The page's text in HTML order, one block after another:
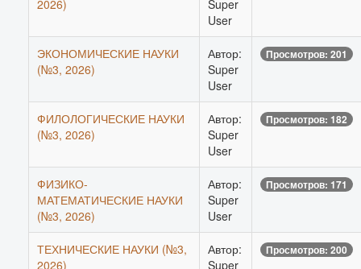
2026)
Super
User
ЭКОНОМИЧЕСКИЕ НАУКИ
(№3, 2026)
Автор:
Super
User
Просмотров: 201
ФИЛОЛОГИЧЕСКИЕ НАУКИ
(№3, 2026)
Автор:
Super
User
Просмотров: 182
ФИЗИКО-
МАТЕМАТИЧЕСКИЕ НАУКИ
(№3, 2026)
Автор:
Super
User
Просмотров: 171
ТЕХНИЧЕСКИЕ НАУКИ (№3,
2026)
Автор:
Super
Просмотров: 200